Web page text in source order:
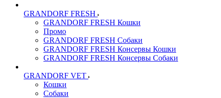
GRANDORF FRESH
GRANDORF FRESH Кошки
Промо
GRANDORF FRESH Собаки
GRANDORF FRESH Консервы Кошки
GRANDORF FRESH Консервы Собаки
GRANDORF VET
Кошки
Собаки